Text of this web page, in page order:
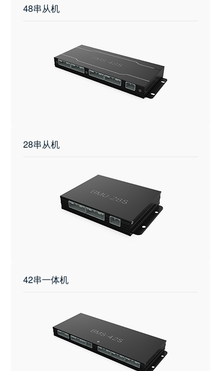
48串从机
28串从机
42串一体机